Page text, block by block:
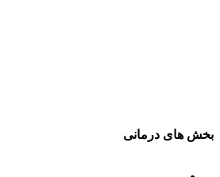
بخش های درمانی